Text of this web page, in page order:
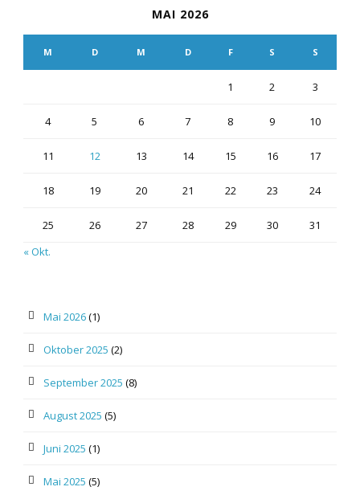
MAI 2026
M D M D F S S
1 2 3
4 5 6 7 8 9 10
11 12 13 14 15 16 17
18 19 20 21 22 23 24
25 26 27 28 29 30
31
« Okt.
Mai 2026(1)
Oktober 2025 (2)
September 2025 (8)
August 2025 (5)
Juni 2025 (1)
Mai 2025 (5)